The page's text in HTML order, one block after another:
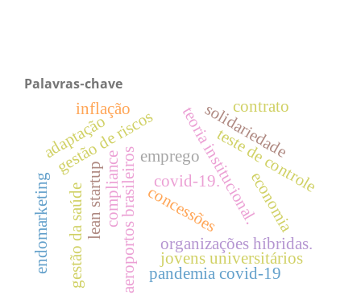
Palavras-chave
covid-19.
concessões
aeroportos brasileiros organizações híbridas.
teoria institucional.
teste de controle
gestão de riscos
compliance
lean startup
adaptação
gestão da saúde jovens universitários
solidariedade
economia
endomarketing
emprego
contrato
pandemia covid-19
inflação